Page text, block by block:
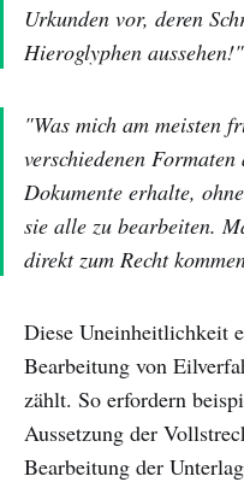
Urkunden vor, deren
Hieroglyphen aussehen!"
"Was mich am meisten
verschiedenen
Dokumente erhalte,
sie alle zu bearbeiten.
direkt zum Recht
Diese Uneinheitlichkeit
Bearbeitung von
zählt. So erfordern
Aussetzung der
Bearbeitung der